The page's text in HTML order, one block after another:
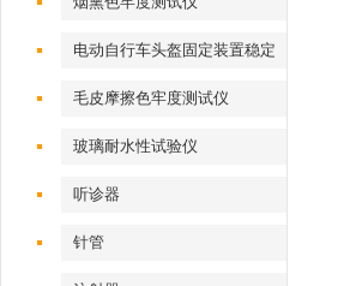
电动自行车头盔固定装置稳定
性测试仪
毛皮摩擦色牢度测试仪
玻璃耐水性试验仪
听诊器
针管